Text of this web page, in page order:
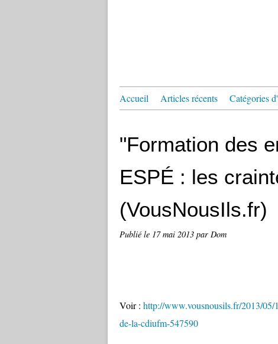
Accueil Articles récents Catégories
"Formation des
ESPÉ : les
(VousNousIls.fr)
Publié le 17 mai 2013 par Dom
Voir : http://www.vousnousils.fr/2013/05/
de-la-cdiufm-547590